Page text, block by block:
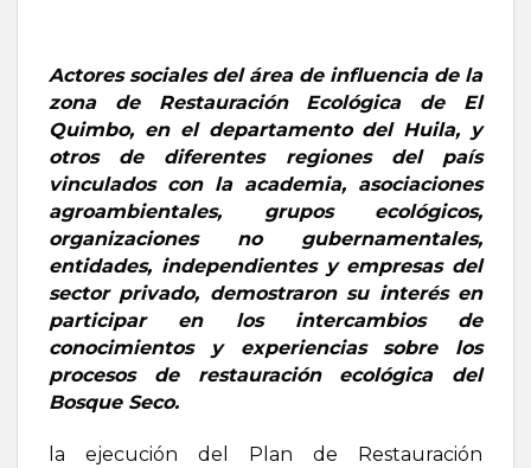
Actores sociales del área de influencia de la
zona de Restauración Ecológica de El
Quimbo, en el departamento del Huila, y
otros de diferentes regiones del país
vinculados con la academia, asociaciones
agroambientales, grupos ecológicos,
organizaciones no gubernamentales,
entidades, independientes y empresas del
sector privado, demostraron su interés en
participar en los intercambios de
conocimientos y experiencias sobre los
procesos de restauración ecológica del
Bosque Seco.
la ejecución del Plan de Restauración